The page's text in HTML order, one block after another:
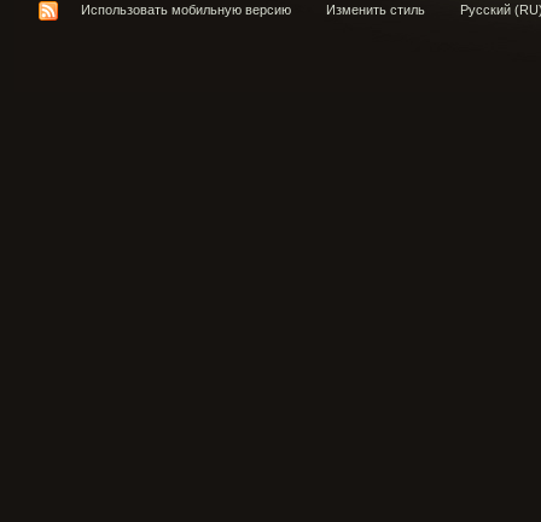
Использовать мобильную версию Изменить стиль Русский